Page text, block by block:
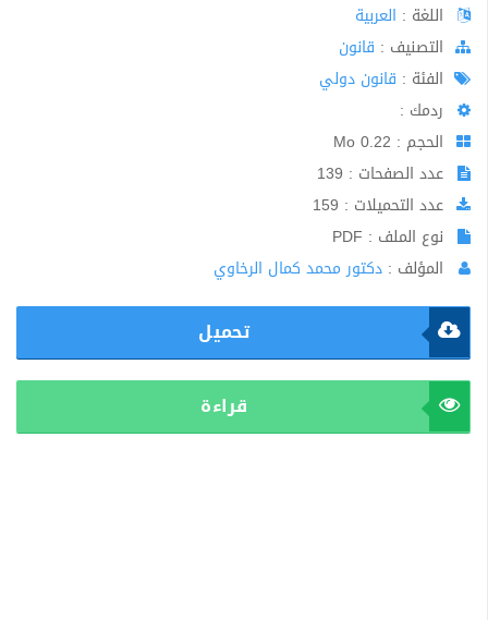
اللغة : العربية
اﻟﺘﺼﻨﻴﻒ : قانون
الفئة : قانون دولي
ردمك :
الحجم : 0.22 Mo
عدد الصفحات : 139
عدد التحميلات : 159
نوع الملف : PDF
المؤلف : دكتور محمد كمال الرخاوي
تحميل
قراءة